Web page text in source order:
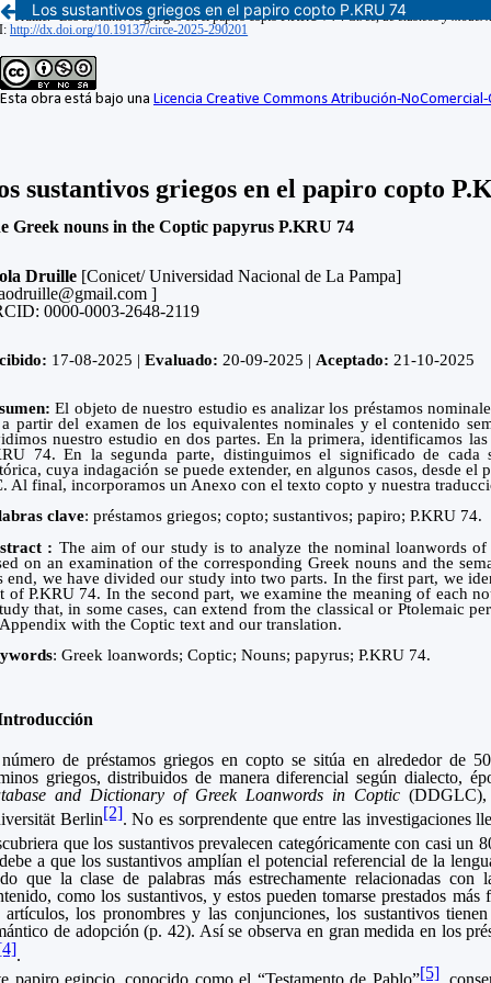
Los sustantivos griegos en el papiro copto P.KRU 74